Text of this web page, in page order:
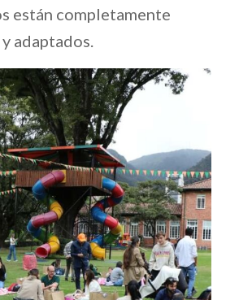
están completamente
adaptados.